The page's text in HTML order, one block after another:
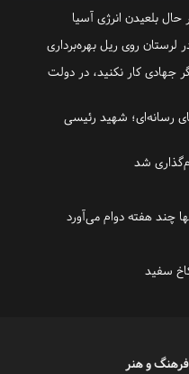
بلعیدن انرژی آسیا
روی ریل بهره‌برداری
جهادی کار نکنید، در دولت
رسانه‌ای؛ شهید رئیسی
شد
چند هفته دوام می‌آورد
سفید
فرهنگ و هنر